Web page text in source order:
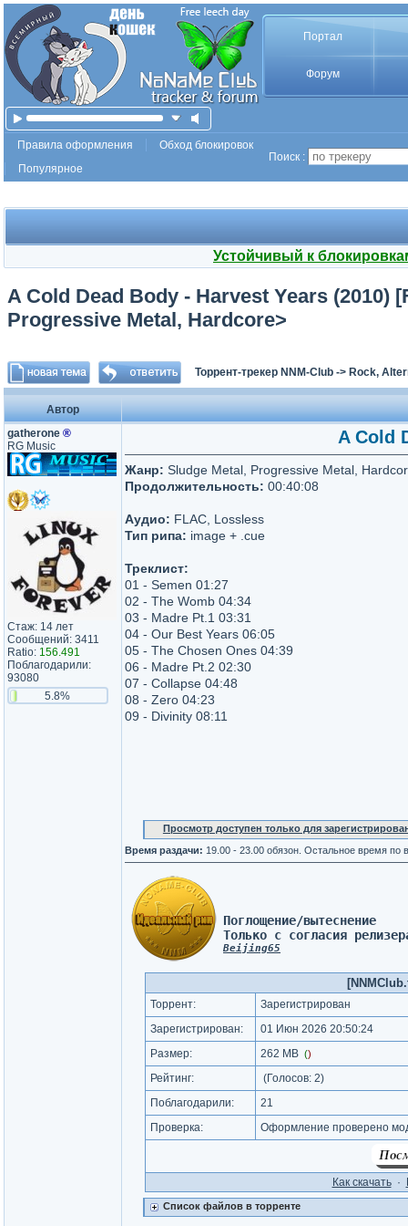
Портал
Форум
Правила оформления
Обход блокировок
Популярное
Поиск :
Устойчивый к
A Cold Dead Body - Harvest Years (2010)
Progressive Metal, Hardcore>
Торрент-трекер NNM-Club -> Rock,
Автор
gatherone ®
RG Music
Стаж: 14 лет
Сообщений: 3411
Ratio: 156.491
Поблагодарили:
93080
5.8%
A Cold
Жанр: Sludge Metal, Progressive Metal,
Продолжительность: 00:40:08
Аудио: FLAC, Lossless
Тип рипа: image + .cue
Треклист:
01 - Semen 01:27
02 - The Womb 04:34
03 - Madre Pt.1 03:31
04 - Our Best Years 06:05
05 - The Chosen Ones 04:39
06 - Madre Pt.2 02:30
07 - Collapse 04:48
08 - Zero 04:23
09 - Divinity 08:11
Просмотр доступен только для
Время раздачи: 19.00 - 23.00 обязон. Остальное время
Поглощение/вытеснение
Только с согласия
Beijing65
Торрент:
Зарегистрирован
Зарегистрирован:
01 Июн 2026 20:50:24
Размер:
262 MB ()
Рейтинг: (Голосов: 2)
Поблагодарили:
21
Проверка:
Оформление проверено
Как cкачать·
Список файлов в торренте